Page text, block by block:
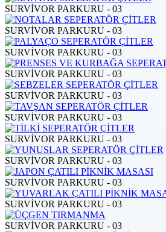
SURVİVOR PARKURU - 03
SURVİVOR PARKURU - 03
SURVİVOR PARKURU - 03
SURVİVOR PARKURU - 03
SURVİVOR PARKURU - 03
SURVİVOR PARKURU - 03
SURVİVOR PARKURU - 03
SURVİVOR PARKURU - 03
SURVİVOR PARKURU - 03
SURVİVOR PARKURU - 03
SURVİVOR PARKURU - 03